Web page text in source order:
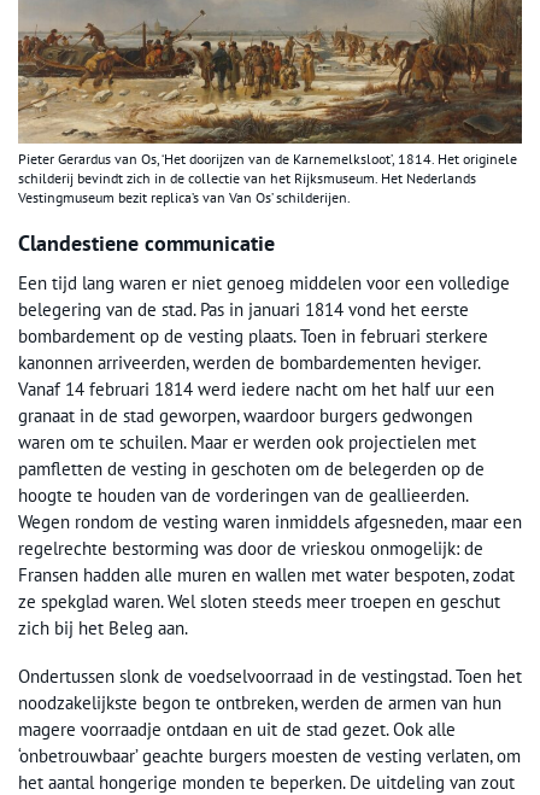
Pieter Gerardus van Os, ‘Het doorijzen van de Karnemelksloot’, 1814. Het originele
schilderij bevindt zich in de collectie van het Rijksmuseum. Het Nederlands
Vestingmuseum bezit replica’s van Van Os’ schilderijen.
Clandestiene communicatie
Een tijd lang waren er niet genoeg middelen voor een volledige
belegering van de stad. Pas in januari 1814 vond het eerste
bombardement op de vesting plaats. Toen in februari sterkere
kanonnen arriveerden, werden de bombardementen heviger.
Vanaf 14 februari 1814 werd iedere nacht om het half uur een
granaat in de stad geworpen, waardoor burgers gedwongen
waren om te schuilen. Maar er werden ook projectielen met
pamfletten de vesting in geschoten om de belegerden op de
hoogte te houden van de vorderingen van de geallieerden.
Wegen rondom de vesting waren inmiddels afgesneden, maar een
regelrechte bestorming was door de vrieskou onmogelijk: de
Fransen hadden alle muren en wallen met water bespoten, zodat
ze spekglad waren. Wel sloten steeds meer troepen en geschut
zich bij het Beleg aan.
Ondertussen slonk de voedselvoorraad in de vestingstad. Toen het
noodzakelijkste begon te ontbreken, werden de armen van hun
magere voorraadje ontdaan en uit de stad gezet. Ook alle
‘onbetrouwbaar’ geachte burgers moesten de vesting verlaten, om
het aantal hongerige monden te beperken. De uitdeling van zout